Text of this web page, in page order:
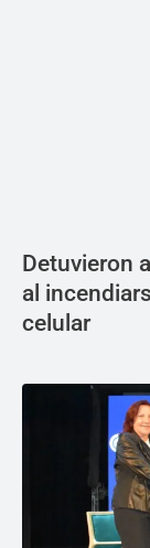
Detuvieron
al
celular